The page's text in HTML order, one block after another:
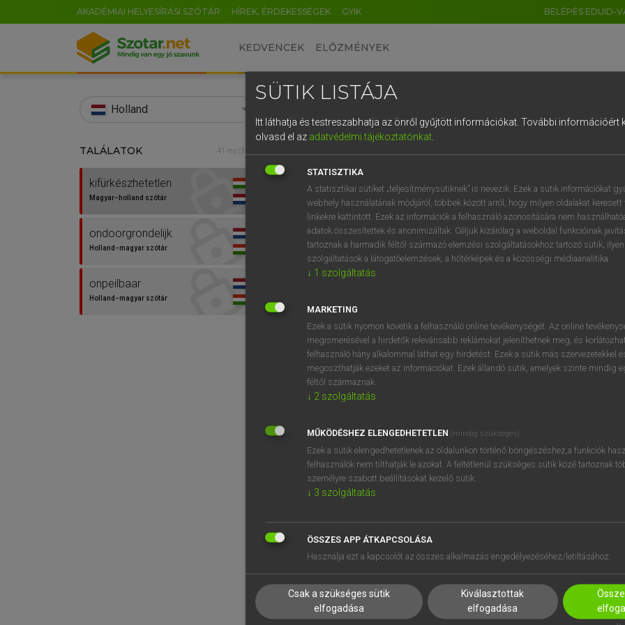
AKADÉMIAI HELYESÍRÁSI SZÓTÁR HÍREK, ÉRDEKESSÉGEK GYIK BELÉPÉS EDUID-
KEDVENCEK ELŐZMÉNYEK
Holland
TALÁLATOK 41 ms (3 db)
kifürkészhetetlen
Magyar−holland szótár
ondoorgrondelijk
Holland−magyar szótár
onpeilbaar
Holland−magyar szótár
Magyar−holland szótár
VAN ELŐFIZETÉSED?
megtekintéséhez.
BELÉPÉS
próbaverziójának
regisztrálok ésbelépek.
REGISZTRÁCIÓ
SÜTIK LISTÁJA
Itt láthatja és testreszabhatja az önről gyűjtött információkat. További információért
olvasd el az adatvédelmi tájékoztatónkat.
STATISZTIKA
A statisztikai sütiket „teljesítménysütiknek” is nevezik. Ezek a sütik információkat
webhely használatának módjáról, többek között arról, hogy milyen oldalakat keresett
linkekre kattintott. Ezek az információk a felhasználó azonosítására nem
adatok összesítettek és anonimizáltak. Céljuk kizárólag a weboldal funkcióinak
tartoznak a harmadik féltől származó elemzési szolgáltatásokhoz tartozó sütik;
szolgáltatások a látogatóelemzések, a hőtérképek és a közösségi médiaanalitika.
↓ 1 szolgáltatás
MARKETING
Ezek a sütik nyomon követik a felhasználó online tevékenységét. Az online
megismerésével a hirdetők relevánsabb reklámokat jeleníthetnek meg, és
felhasználó hány alkalommal láthat egy hirdetést. Ezek a sütik más szervezetekkel
megoszthatják ezeket az információkat. Ezek állandó sütik, amelyek szinte mindig
féltől származnak.
↓ 2 szolgáltatás
MŰKÖDÉSHEZ ELENGEDHETETLEN (mindig szükséges)
Ezek a sütik elengedhetetlenek az oldalunkon történő böngészéshez,a funkciók
felhasználók nem tilthatják le azokat. A feltétlenül szükséges sütik közé tartoznak
személyre szabott beállításokat kezelő sütik.
↓ 3 szolgáltatás
ÖSSZES APP ÁTKAPCSOLÁSA
Használja ezt a kapcsolót az összes alkalmazás engedélyezéséhez/letiltásához.
Csak a szükséges sütik
elfogadása
Kiválasztottak
elfogadása
EN HU DE CN FR ES IT NL
0 1 2 3 4 5 6 7 8 9
q w e r t z u i
a s d f g h j k l é
í y x c v b n m , .